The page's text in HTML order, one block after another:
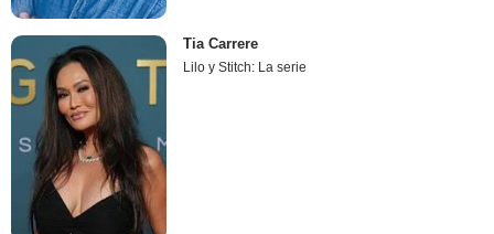
Tia Carrere
Lilo y Stitch: La serie